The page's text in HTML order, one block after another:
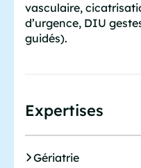
vasculaire,
d’urgence, DIU
guidés).
Expertises
Gériatrie